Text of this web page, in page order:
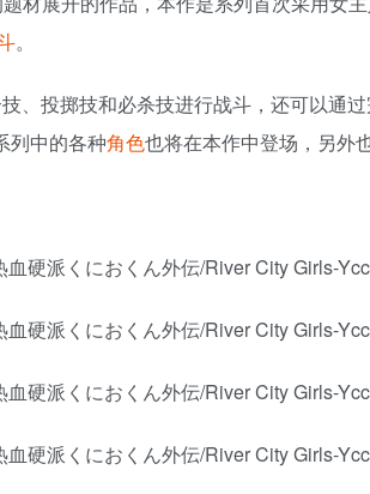
。
、投掷技和必杀技进行战斗，还可以通
列中的各种角色也将在本作中登场，另外